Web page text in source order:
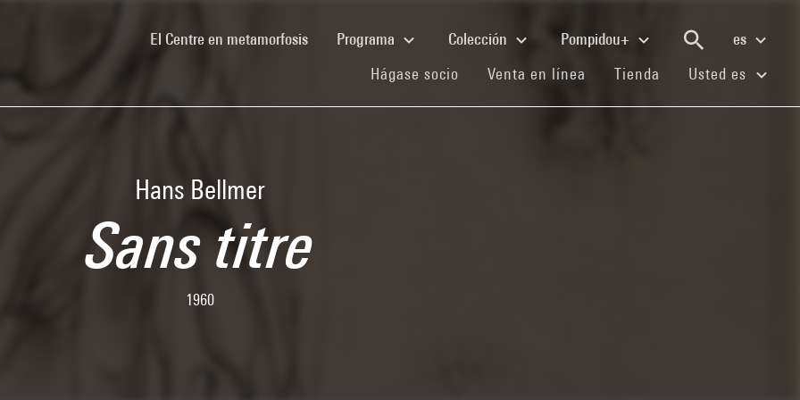
El Centre en metamorfosis(current)Programa Colección Pompidou+
es
Hágase socio (current)
Venta en línea (current)
Tienda (current)
Usted es
Hans Bellmer
Sans titre
1960